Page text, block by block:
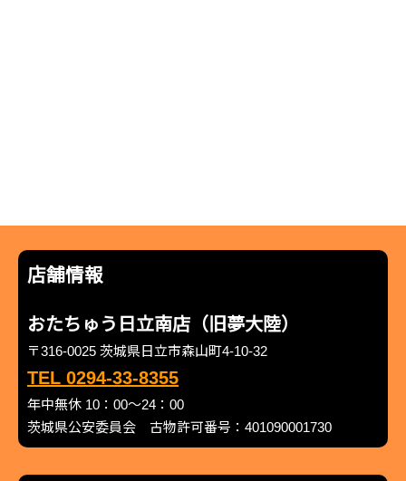
店舗情報
おたちゅう日立南店（旧夢大陸）
〒316-0025 茨城県日立市森山町4-10-32
TEL 0294-33-8355
年中無休 10：00～24：00
茨城県公安委員会 古物許可番号：401090001730